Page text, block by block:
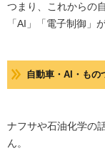
つまり、これからの
「AI」「電子制御」
自動車・AI・もの
ナフサや石油化学の
ん。